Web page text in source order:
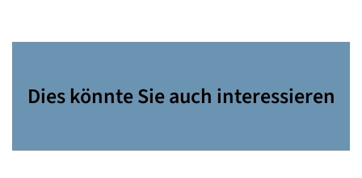
Dies könnte Sie auch interessieren